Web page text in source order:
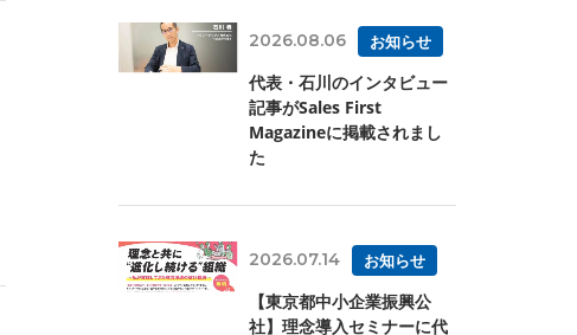
2026.08.06 お知らせ
代表・石川のインタビュー
記事がSales First
Magazineに掲載されまし
た
2026.07.14 お知らせ
【東京都中小企業振興公
社】理念導入セミナーに代